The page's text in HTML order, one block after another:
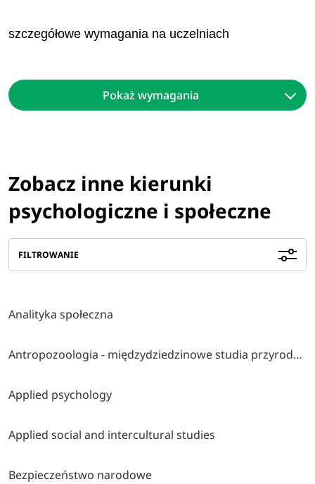
szczegółowe wymagania na uczelniach
Pokaż wymagania
Zobacz inne kierunki
psychologiczne i społeczne
FILTROWANIE
Analityka społeczna
Antropozoologia - międzydziedzinowe studia przyrodniczo-społeczno-humanistyczne
Applied psychology
Applied social and intercultural studies
Bezpieczeństwo narodowe